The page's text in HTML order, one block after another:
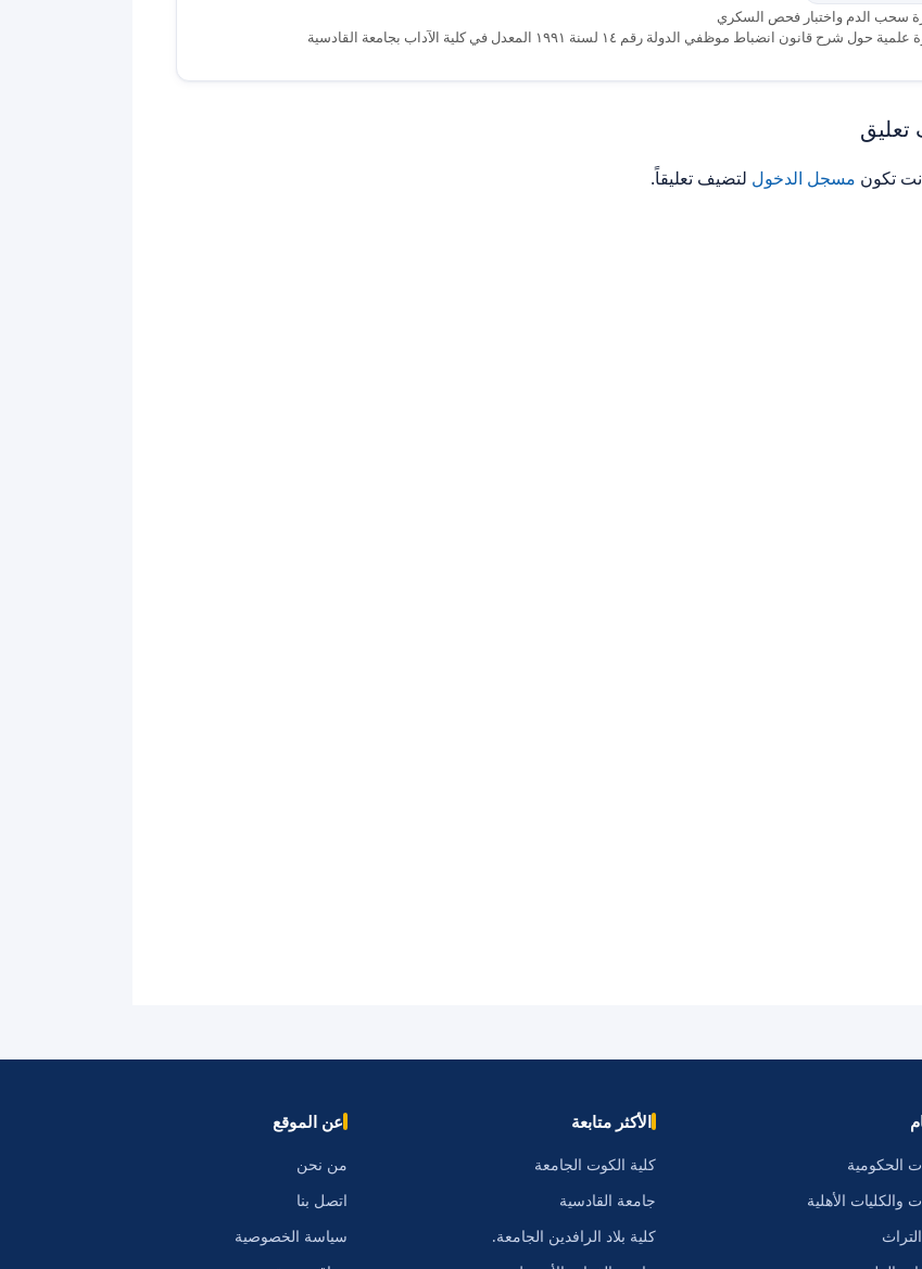
سحب الدم واختبار فحص السكري
حول شرح قانون انضباط موظفي الدولة رقم ١٤ لسنة ١٩٩١ المعدل في كلية الآداب بجامعة القادسية
تكون مسجل الدخول لتضيف تعليقاً.
الحكومية
والكليات الأهلية
الأكثر متابعة
كلية الكوت الجامعة
جامعة القادسية
كلية بلاد الرافدين الجامعة.
عن الموقع
من نحن
اتصل بنا
سياسة الخصوصية